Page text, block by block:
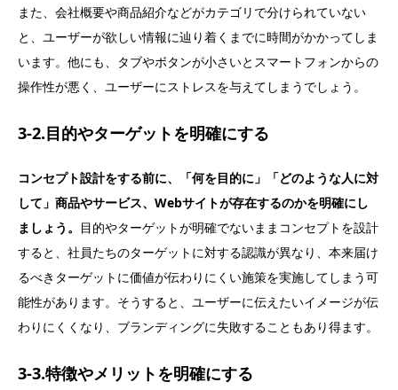
また、会社概要や商品紹介などがカテゴリで分けられていない
と、ユーザーが欲しい情報に辿り着くまでに時間がかかってしま
います。他にも、タブやボタンが小さいとスマートフォンからの
操作性が悪く、ユーザーにストレスを与えてしまうでしょう。
3-2.目的やターゲットを明確にする
コンセプト設計をする前に、「何を目的に」「どのような人に対
して」商品やサービス、Webサイトが存在するのかを明確にし
ましょう。 目的やターゲットが明確でないままコンセプトを設計
すると、社員たちのターゲットに対する認識が異なり、本来届け
るべきターゲットに価値が伝わりにくい施策を実施してしまう可
能性があります。そうすると、ユーザーに伝えたいイメージが伝
わりにくくなり、ブランディングに失敗することもあり得ます。
3-3.特徴やメリットを明確にする